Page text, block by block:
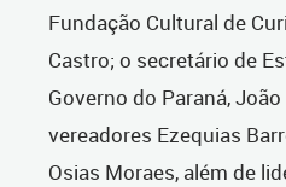
Fundação Cultural de
Castro; o secretário de
Governo do Paraná,
vereadores Ezequias
Osias Moraes, além de